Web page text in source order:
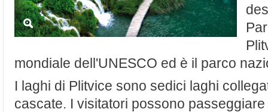
mondiale dell'UNESCO ed è il parco
I laghi di Plitvice sono sedici laghi
cascate. I visitatori possono